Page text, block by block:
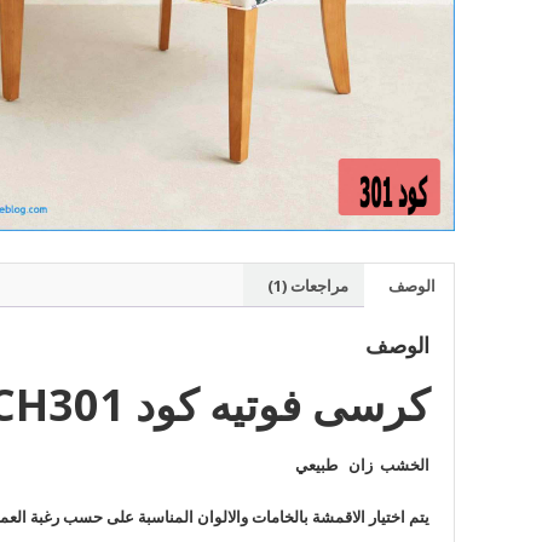
الوصف مراجعات (1)
الوصف
كرسى فوتيه كود CH301
الخشب زان طبيعي
يتم اختيار الاقمشة بالخامات والالوان المناسبة على حسب رغبة